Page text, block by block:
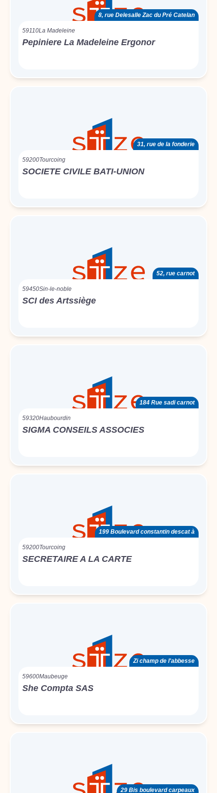
8, rue Delesalle Zac du Pré Catelan
59110La Madeleine
Pepiniere La Madeleine Ergonor
31, rue de la fonderie
59200Tourcoing
SOCIETE CIVILE BATI-UNION
52, rue carnot
59450Sin-le-noble
SCI des Artssiège
184 Rue sadi carnot
59320Haubourdin
SIGMA CONSEILS ASSOCIES
199 Boulevard constantin descat à
59200Tourcoing
SECRETAIRE A LA CARTE
Zi champ de l'abbesse
59600Maubeuge
She Compta SAS
29 Bis boulevard carpeaux